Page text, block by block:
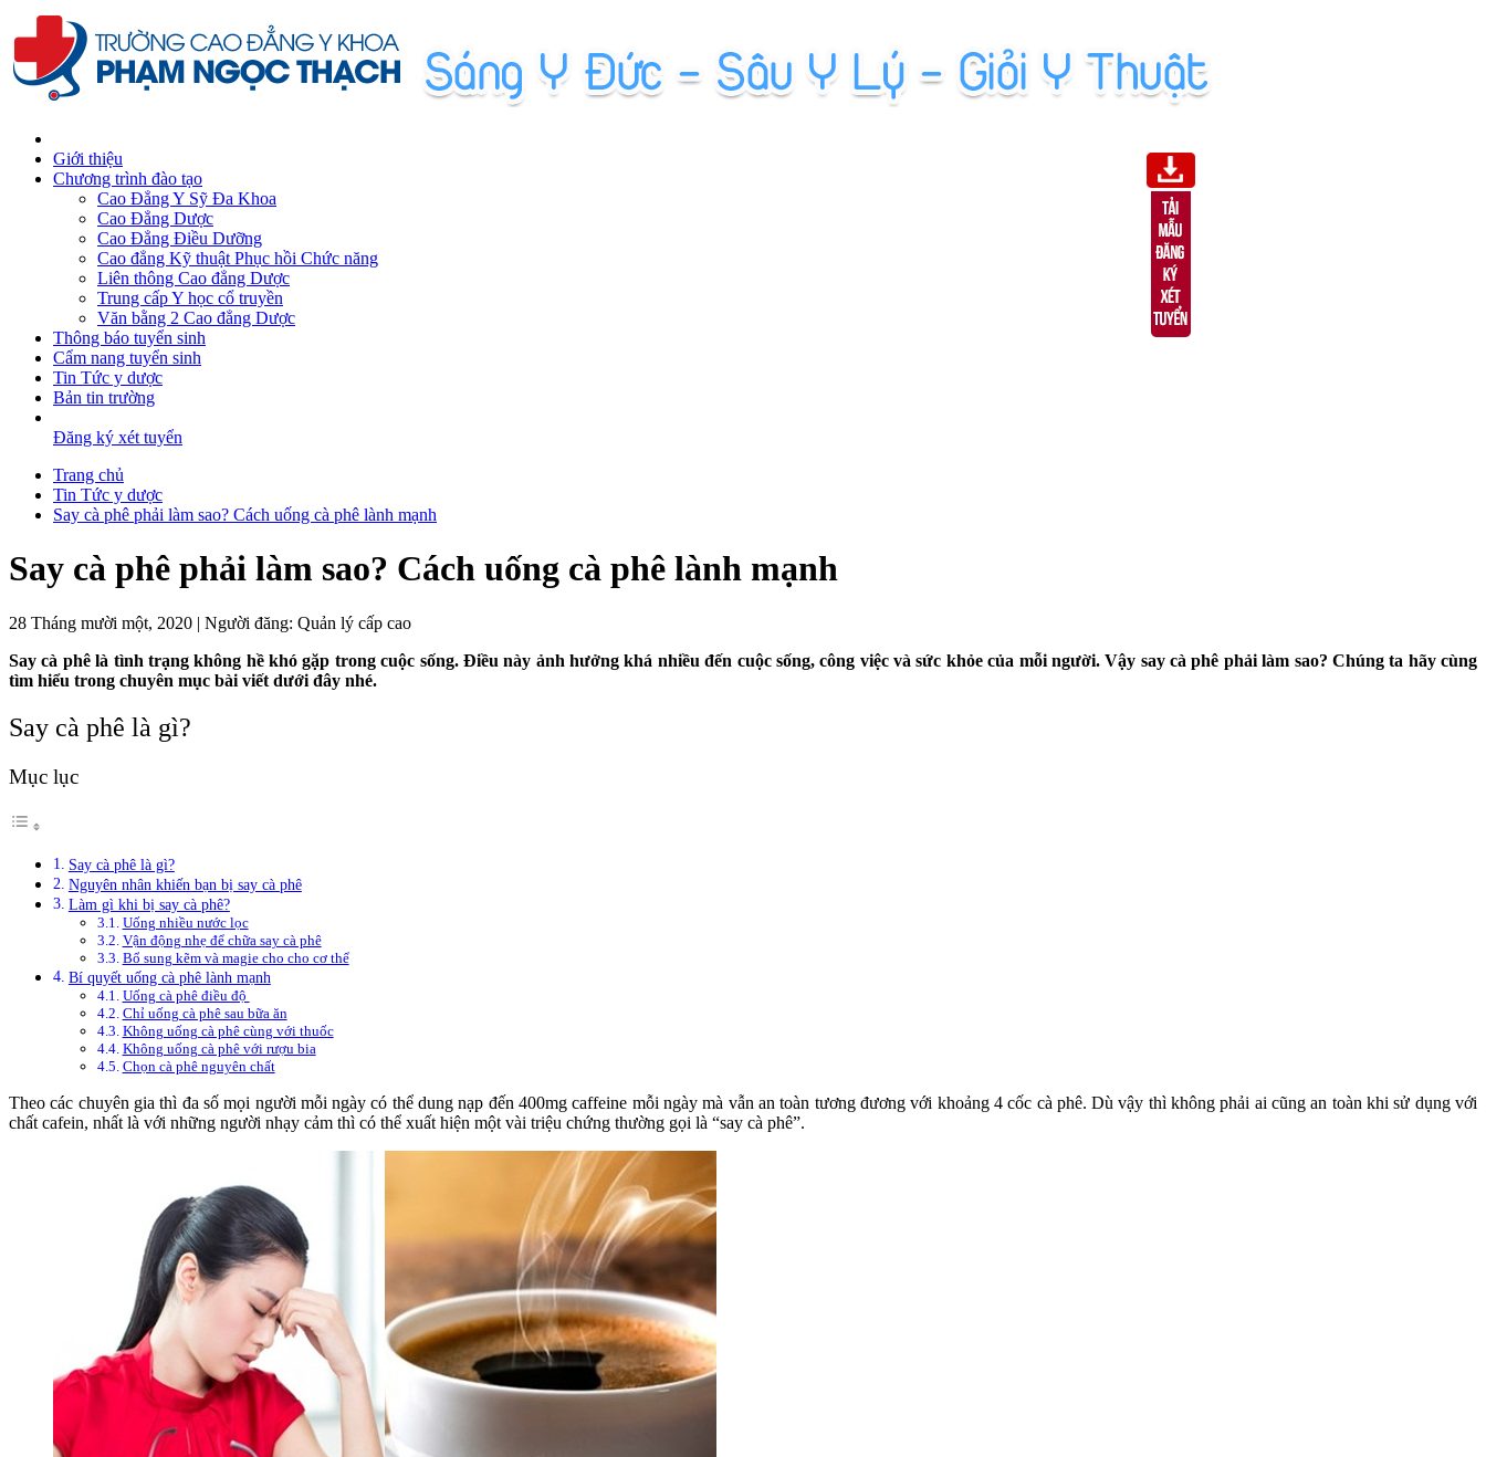
Giới thiệu
Chương trình đào tạo
Cao Đẳng Y Sỹ Đa Khoa
Cao Đẳng Dược
Cao Đẳng Điều Dưỡng
Cao đẳng Kỹ thuật Phục hồi Chức năng
Liên thông Cao đẳng Dược
Trung cấp Y học cổ truyền
Văn bằng 2 Cao đẳng Dược
Thông báo tuyển sinh
Cẩm nang tuyển sinh
Tin Tức y dược
Bản tin trường
Đăng ký xét tuyển
Trang chủ
Tin Tức y dược
Say cà phê phải làm sao? Cách uống cà phê lành mạnh
Say cà phê phải làm sao? Cách uống cà phê lành mạnh
28 Tháng mười một, 2020 | Người đăng: Quản lý cấp cao
Say cà phê là tình trạng không hề khó gặp trong cuộc sống. Điều này ảnh hưởng khá nhiều đến cuộc sống, công việc và sức khỏe của mỗi người. Vậy say cà phê phải làm sao? Chúng ta hãy cùng
tìm hiểu trong chuyên mục bài viết dưới đây nhé.
Say cà phê là gì?
Mục lục
Say cà phê là gì?
Nguyên nhân khiến bạn bị say cà phê
Làm gì khi bị say cà phê?
Uống nhiều nước lọc
Vận động nhẹ để chữa say cà phê
Bổ sung kẽm và magie cho cho cơ thể
Bí quyết uống cà phê lành mạnh
Uống cà phê điều độ
Chỉ uống cà phê sau bữa ăn
Không uống cà phê cùng với thuốc
Không uống cà phê với rượu bia
Chọn cà phê nguyên chất
Theo các chuyên gia thì đa số mọi người mỗi ngày có thể dung nạp đến 400mg caffeine mỗi ngày mà vẫn an toàn tương đương với khoảng 4 cốc cà phê. Dù vậy thì không phải ai cũng an toàn khi sử dụng với
chất cafein, nhất là với những người nhạy cảm thì có thể xuất hiện một vài triệu chứng thường gọi là “say cà phê”.